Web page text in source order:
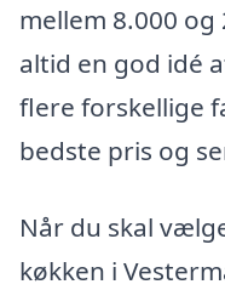
mellem 8.000
altid en god idé
flere forskellige
bedste pris og
Når du skal
køkken i